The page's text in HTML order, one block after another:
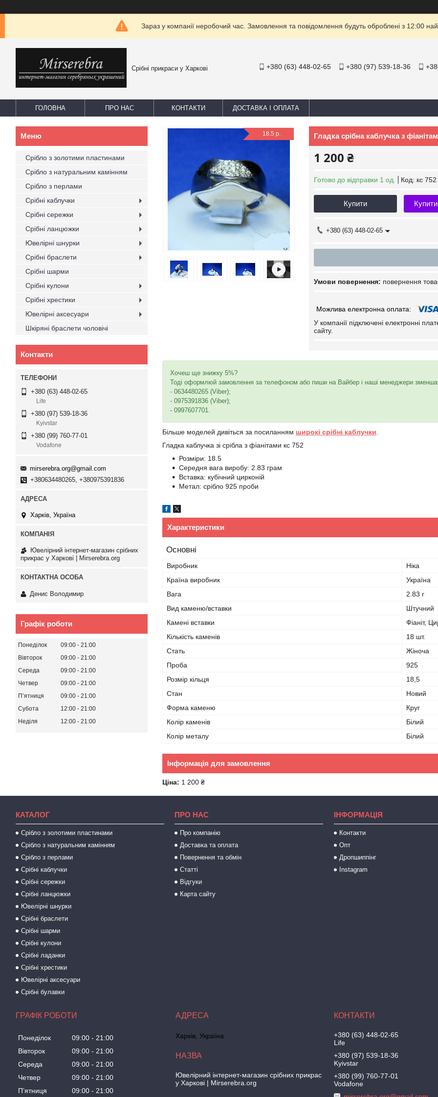
Зараз у компанії неробочий час. Замовлення та повідомлення будуть оброблені з 12:00
Срібні прикраси у Харкові +380 (63) 448-02-65 +380 (97) 539-18-36
ГОЛОВНА ПРО НАС КОНТАКТИ ДОСТАВКА І ОПЛАТА
18.5 р. Гладка срібна каблучка з
1 200 ₴
Готово до відправки 1 од. Код: кс 752
Купити
+380 (63) 448-02-65
повернення
У компанії підключені електронні
сайту.
Хочеш ще знижку 5%?
Тоді оформлюй замовлення за телефоном або пиши на Вайбер і наші менеджери
- 0634480265 (Viber);
- 0975391836 (Viber);
- 0997607701.
Більше моделей дивіться за посиланням широкі срібні каблучки
Гладка каблучка зі срібла з фіанітами кс 752
Розміри: 18.5
Середня вага виробу: 2.83 грам
Вставка: кубічний цирконій
Метал: срібло 925 проби
Характеристики
Основні
Виробник
Ніка
Країна виробник
Україна
Вага
2.83 г
Вид каменю/вставки
Штучний
Камені вставки
Фіаніт,
Кількість каменів
18 шт.
Стать
Жіноча
Проба
925
Розмір кільця
18,5
Стан
Новий
Форма каменю
Круг
Колір каменів
Білий
Колір металу
Білий
Інформація для замовлення
Ціна: 1 200 ₴
Срібло з золотими пластинами
Срібло з натуральним камінням
Срібло з перлами
Срібні каблучки
Срібні сережки
Срібні ланцюжки
Ювелірні шнурки
Срібні браслети
Срібні шарми
Срібні кулони
Срібні хрестики
Ювелірні аксесуари
Шкіряні браслети чоловічі
Контакти
+380 (63) 448-02-65
Life
+380 (97) 539-18-36
Kyivstar
+380 (99) 760-77-01
Vodafone
mirserebra.org@gmail.com
+380634480265, +380975391836
Харків, Україна
Ювелірний інтернет-магазин срібних
прикрас у Харкові | Mirserebra.org
Денис Володимир
Графік роботи
Понеділок 09:00
21:00
Вівторок
09:00
21:00
Середа
09:00
21:00
Четвер
09:00
21:00
Пʼятниця
09:00
21:00
Субота
12:00
21:00
Неділя
12:00 21:00
КАТАЛОГ
Срібло з золотими пластинами
Срібло з натуральним камінням
Срібло з перлами
Срібні каблучки
Срібні сережки
Срібні ланцюжки
Ювелірні шнурки
Срібні браслети
Срібні шарми
Срібні кулони
Срібні ладанки
Срібні хрестики
Ювелірні аксесуари
Срібні булавки
ПРО НАС
Про компанію
Доставка та оплата
Повернення та обмін
Статті
Відгуки
Карта сайту
ІНФОРМАЦІЯ
Контакти
Опт
Дропшиппінг
Instagram
ГРАФІК РОБОТИ
Понеділок 09:00
21:00
Вівторок
09:00
21:00
Середа
09:00
21:00
Четвер
09:00
21:00
Пʼятниця
09:00 21:00
Харків, Україна
Ювелірний інтернет-магазин срібних прикрас
у Харкові | Mirserebra.org
+380 (63) 448-02-65
Life
+380 (97) 539-18-36
Kyivstar
+380 (99) 760-77-01
Vodafone